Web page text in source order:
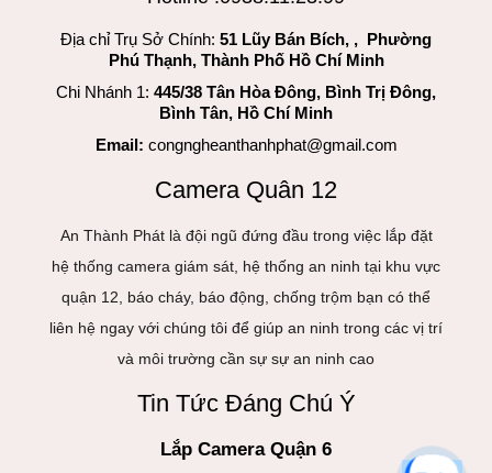
Địa chỉ Trụ Sở Chính: 51 Lũy Bán Bích, , Phường
Phú Thạnh, Thành Phố Hồ Chí Minh
Chi Nhánh 1: 445/38 Tân Hòa Đông, Bình Trị Đông,
Bình Tân, Hồ Chí Minh
Email: congngheanthanhphat@gmail.com
Camera Quân 12
An Thành Phát là đội ngũ đứng đầu trong việc lắp đặt
hệ thống camera giám sát, hệ thống an ninh tại khu vực
quận 12, báo cháy, báo động, chống trộm bạn có thể
liên hệ ngay với chúng tôi để giúp an ninh trong các vị trí
và môi trường cần sự sự an ninh cao
Tin Tức Đáng Chú Ý
Lắp Camera Quận 6